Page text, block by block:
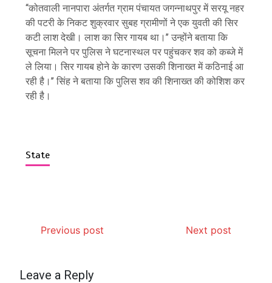
‘‘कोतवाली नानपारा अंतर्गत ग्राम पंचायत जगन्नाथपुर में सरयू नहर
की पटरी के निकट शुक्रवार सुबह ग्रामीणों ने एक युवती की सिर
कटी लाश देखी। लाश का सिर गायब था।’’ उन्होंने बताया कि
सूचना मिलने पर पुलिस ने घटनास्थल पर पहुंचकर शव को कब्जे में
ले लिया। सिर गायब होने के कारण उसकी शिनाख्त में कठिनाई आ
रही है।’’ सिंह ने बताया कि पुलिस शव की शिनाख्त की कोशिश कर
रही है।
State
Previous post Next post
Leave a Reply